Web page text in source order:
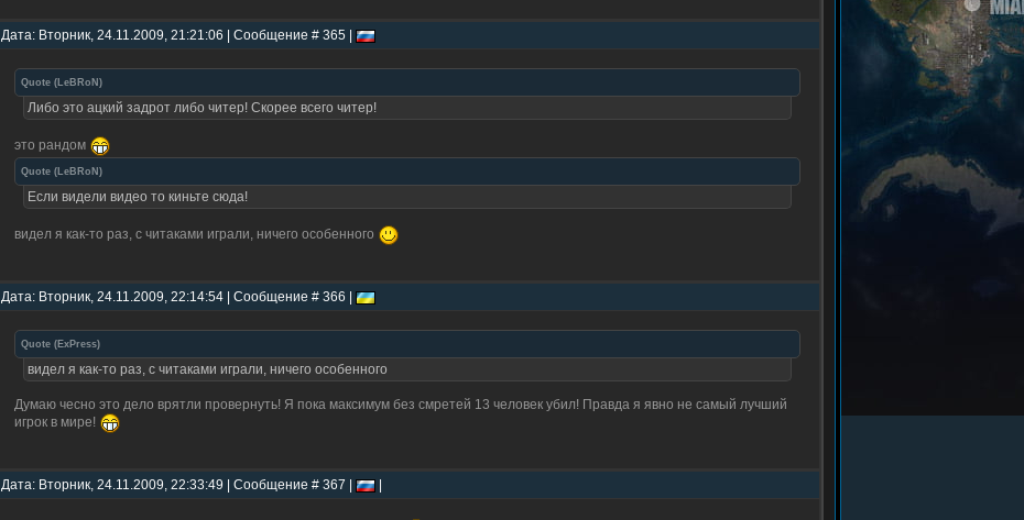
Дата: Вторник, 24.11.2009, 21:21:06 | Сообщение # 365 |
Quote ( LeBRoN )
Либо это ацкий задрот либо читер! Скорее всего читер!
это рандом
Quote ( LeBRoN )
Если видели видео то киньте сюда!
видел я как-то раз, с читаками играли, ничего особенного
Дата: Вторник, 24.11.2009, 22:14:54 | Сообщение # 366 |
Quote ( ExPress)
видел я как-то раз, с читаками играли, ничего особенного
Думаю чесно это дело врятли провернуть! Я пока максимум без смретей 13 человек убил! Правда я явно не самый лучший
игрок в мире!
Дата: Вторник, 24.11.2009, 22:33:49 | Сообщение # 367 |